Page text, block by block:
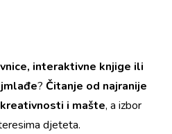
interaktivne knjige ili
? Čitanje od najranije
i mašte, a izbor
djeteta.